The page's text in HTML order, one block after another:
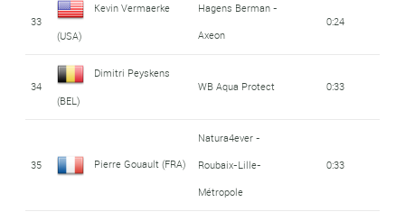
33
Kevin Vermaerke
(USA)
Hagens Berman -
Axeon
0:24
34
Dimitri Peyskens
(BEL)
WB Aqua Protect 0:33
35 Pierre Gouault (FRA)
Natura4ever -
Roubaix-Lille-
Métropole
0:33